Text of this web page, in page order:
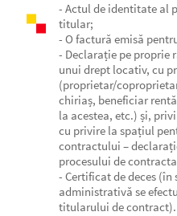
- Actul de identitate al
titular;
- O factură emisă
- Declarație pe proprie
unui drept locativ, cu
(proprietar/
chiriaș, beneficiar
la acestea, etc.) și,
cu privire la spațiul
contractului –
procesului de
- Certificat de deces
administrativă se
titularului de contract).